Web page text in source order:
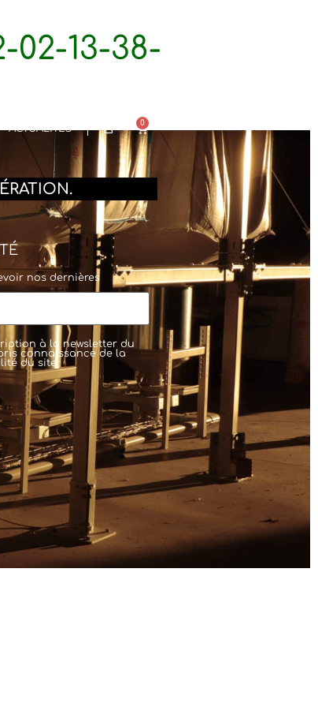
ACTUALITÉS 0
02-13-38-
nos dernières
à la newsletter du
connaissance de la
du site
site internet WordPress